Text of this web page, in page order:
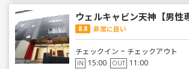
ウェルキャビン天神【男性
8.8 非常に良い
チェックイン ~ チェックアウト
IN 15:00 OUT 11:00